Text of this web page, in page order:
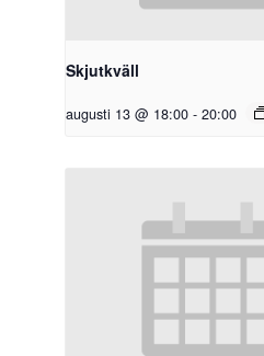
Skjutkväll
augusti 13 @ 18:00 - 20:00